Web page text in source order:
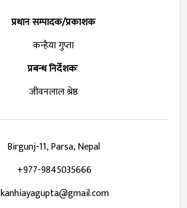
प्रधान सम्पादक/प्रकाशक
कन्हैया गुप्ता
प्रबन्ध निर्देशकः
जीवनलाल श्रेष्ठ
Birgunj-11, Parsa, Nepal
+977-9845035666
kanhiayagupta@gmail.com